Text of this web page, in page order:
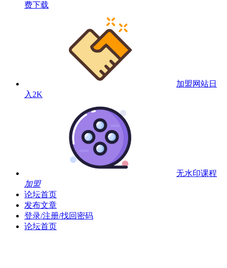
费下载
加盟网站日
入2K
无水印课程
加盟
论坛首页
发布文章
登录/注册/找回密码
论坛首页